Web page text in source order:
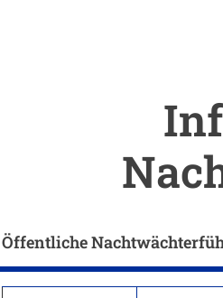
Antwort ausblenden
Öffentliche